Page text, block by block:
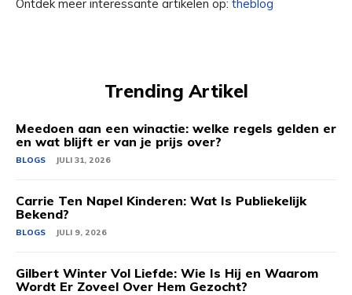
Ontdek meer interessante artikelen op: theblog
Trending Artikel
Meedoen aan een winactie: welke regels gelden er
en wat blijft er van je prijs over?
BLOGS JULI 31, 2026
Carrie Ten Napel Kinderen: Wat Is Publiekelijk
Bekend?
BLOGS JULI 9, 2026
Gilbert Winter Vol Liefde: Wie Is Hij en Waarom
Wordt Er Zoveel Over Hem Gezocht?